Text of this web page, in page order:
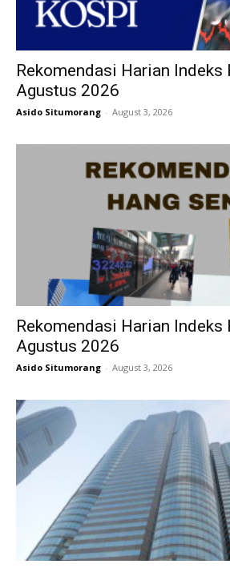
Rekomendasi Harian Indeks
Agustus 2026
Asido Situmorang - August 3, 2026
Rekomendasi Harian Indeks
Agustus 2026
Asido Situmorang - August 3, 2026